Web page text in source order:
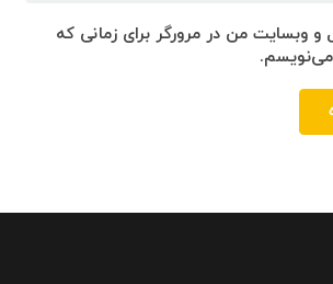
و وبسایت من در مرورگر برای زمانی که
می‌نویسم.